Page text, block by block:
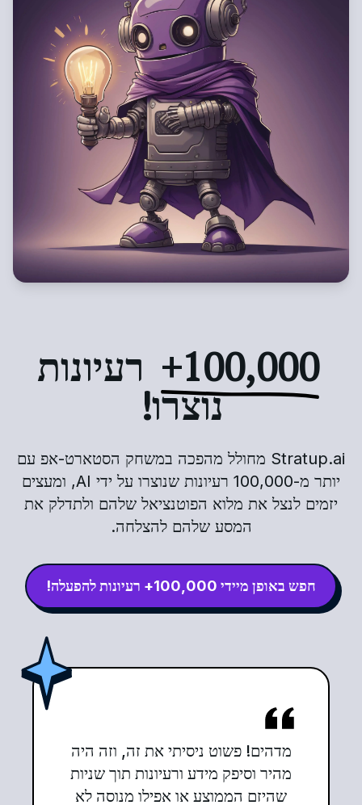
100,000+ רעיונות
נוצרו!
Stratup.ai מחולל מהפכה במשחק הסטארט-אפ עם
יותר מ-100,000 רעיונות שנוצרו על ידי AI, ומעצים
יזמים לנצל את מלוא הפוטנציאל שלהם ולתדלק את
המסע שלהם להצלחה.
חפש באופן מיידי 100,000+ רעיונות להפעלה!
מדהים! פשוט ניסיתי את זה, וזה היה
מהיר וסיפק מידע ורעיונות תוך שניות
שהיזם הממוצע או אפילו מנוסה לא